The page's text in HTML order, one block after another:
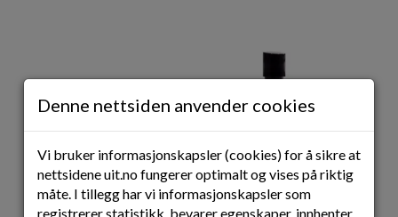
Denne nettsiden anvender cookies
Vi bruker informasjonskapsler (cookies) for å sikre at
nettsidene uit.no fungerer optimalt og vises på riktig
måte. I tillegg har vi informasjonskapsler som
registrerer statistikk, bevarer egenskaper, innhenter